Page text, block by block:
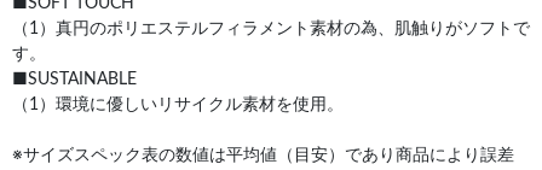
（1）真円のポリエステルフィラメント素材の為、肌触りがソフトで
す。
■SUSTAINABLE
（1）環境に優しいリサイクル素材を使用。
※サイズスペック表の数値は平均値（目安）であり商品により誤差